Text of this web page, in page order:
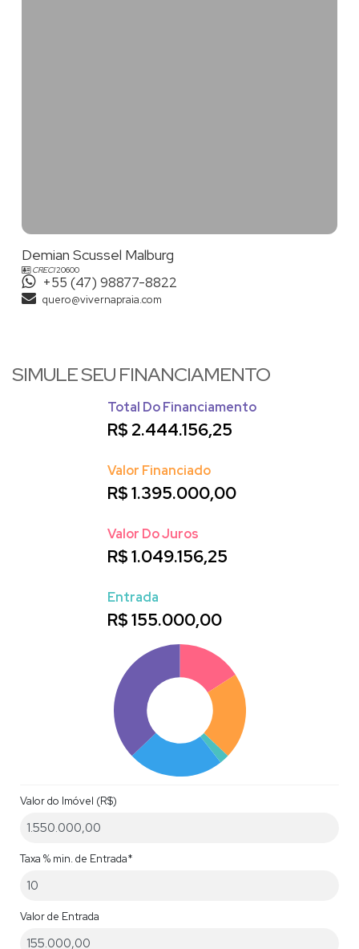
Demian Scussel Malburg
CRECI20600
+55 (47) 98877-8822
quero@vivernapraia.com
SIMULE SEU FINANCIAMENTO
Total Do Financiamento
R$2.444.156,25
Valor Financiado
R$1.395.000,00
Valor Do Juros
R$1.049.156,25
Entrada
R$155.000,00
Valor do Imóvel (R$)
Taxa % min. de Entrada*
Valor de Entrada